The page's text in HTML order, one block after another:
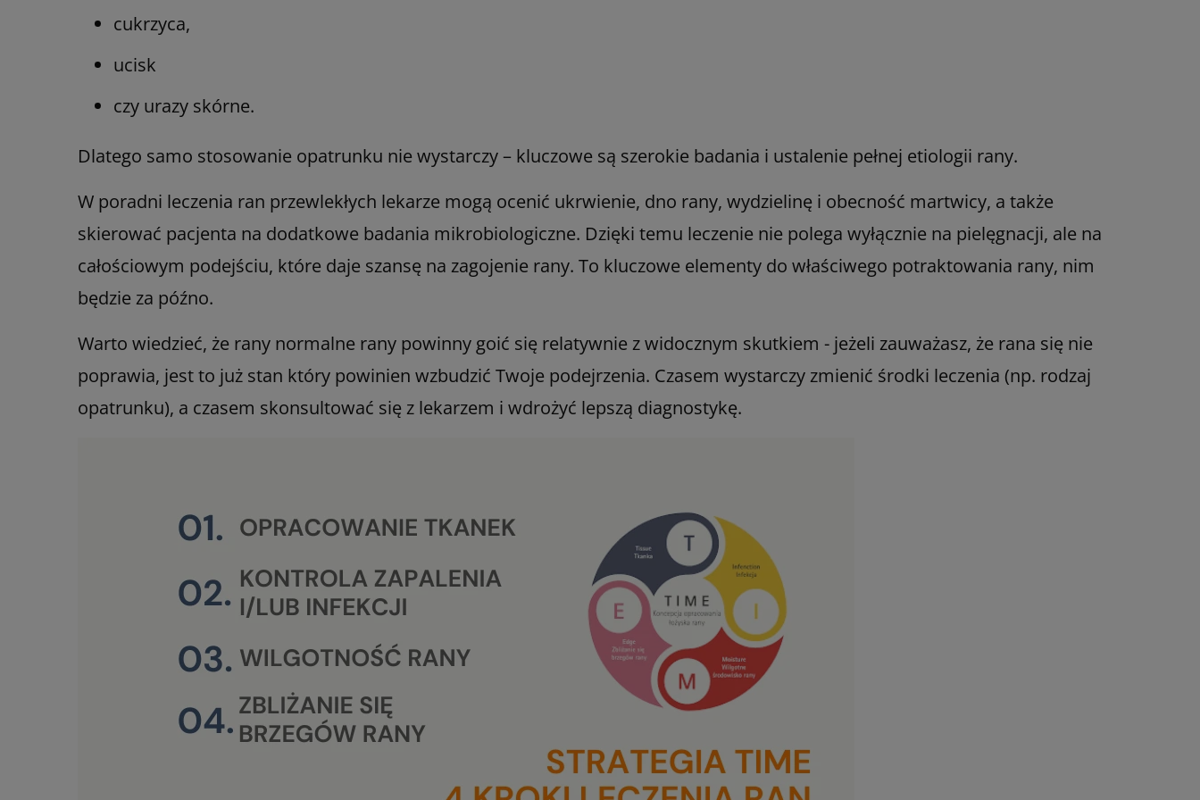
cukrzyca,
ucisk
czy urazy skórne.
Dlatego samo stosowanie opatrunku nie wystarczy – kluczowe są szerokie badania i ustalenie pełnej etiologii rany.
W poradni leczenia ran przewlekłych lekarze mogą ocenić ukrwienie, dno rany, wydzielinę i obecność martwicy, a także
skierować pacjenta na dodatkowe badania mikrobiologiczne. Dzięki temu leczenie nie polega wyłącznie na pielęgnacji, ale na
całościowym podejściu, które daje szansę na zagojenie rany. To kluczowe elementy do właściwego potraktowania rany, nim
będzie za późno.
Warto wiedzieć, że rany normalne rany powinny goić się relatywnie z widocznym skutkiem - jeżeli zauważasz, że rana się nie
poprawia, jest to już stan który powinien wzbudzić Twoje podejrzenia. Czasem wystarczy zmienić środki leczenia (np. rodzaj
opatrunku), a czasem skonsultować się z lekarzem i wdrożyć lepszą diagnostykę.